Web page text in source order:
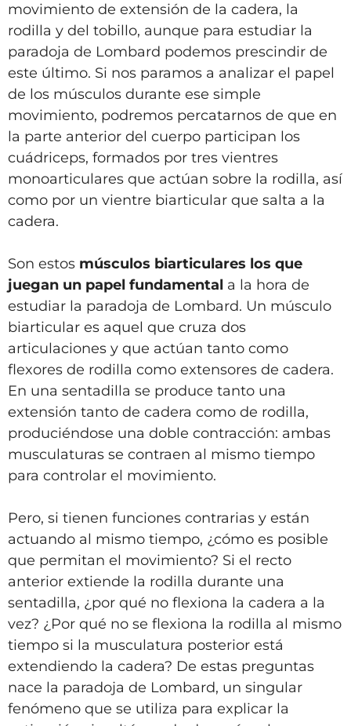
movimiento de extensión de la cadera, la
rodilla y del tobillo, aunque para estudiar la
paradoja de Lombard podemos prescindir de
este último. Si nos paramos a analizar el papel
de los músculos durante ese simple
movimiento, podremos percatarnos de que en
la parte anterior del cuerpo participan los
cuádriceps, formados por tres vientres
monoarticulares que actúan sobre la rodilla, así
como por un vientre biarticular que salta a la
cadera.
Son estos músculos biarticulares los que
juegan un papel fundamental a la hora de
estudiar la paradoja de Lombard. Un músculo
biarticular es aquel que cruza dos
articulaciones y que actúan tanto como
flexores de rodilla como extensores de cadera.
En una sentadilla se produce tanto una
extensión tanto de cadera como de rodilla,
produciéndose una doble contracción: ambas
musculaturas se contraen al mismo tiempo
para controlar el movimiento.
Pero, si tienen funciones contrarias y están
actuando al mismo tiempo, ¿cómo es posible
que permitan el movimiento? Si el recto
anterior extiende la rodilla durante una
sentadilla, ¿por qué no flexiona la cadera a la
vez? ¿Por qué no se flexiona la rodilla al mismo
tiempo si la musculatura posterior está
extendiendo la cadera? De estas preguntas
nace la paradoja de Lombard, un singular
fenómeno que se utiliza para explicar la